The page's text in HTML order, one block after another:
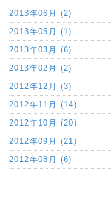
2013年06月 (2)
2013年05月 (1)
2013年03月 (6)
2013年02月 (2)
2012年12月 (3)
2012年11月 (14)
2012年10月 (20)
2012年09月 (21)
2012年08月 (6)